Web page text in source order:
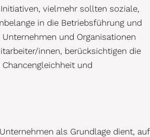
vielmehr sollten soziale,
in die Betriebsführung und
und Organisationen
innen, berücksichtigen die
und
als Grundlage dient, auf